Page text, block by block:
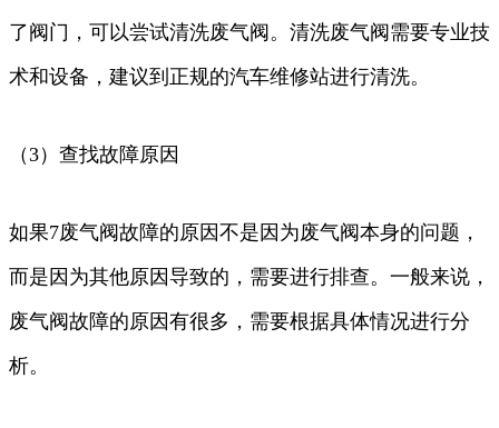
了阀门，可以尝试清洗废气阀。清洗废气阀需要专业技
术和设备，建议到正规的汽车维修站进行清洗。
（3）查找故障原因
如果7废气阀故障的原因不是因为废气阀本身的问题，
而是因为其他原因导致的，需要进行排查。一般来说，
废气阀故障的原因有很多，需要根据具体情况进行分
析。